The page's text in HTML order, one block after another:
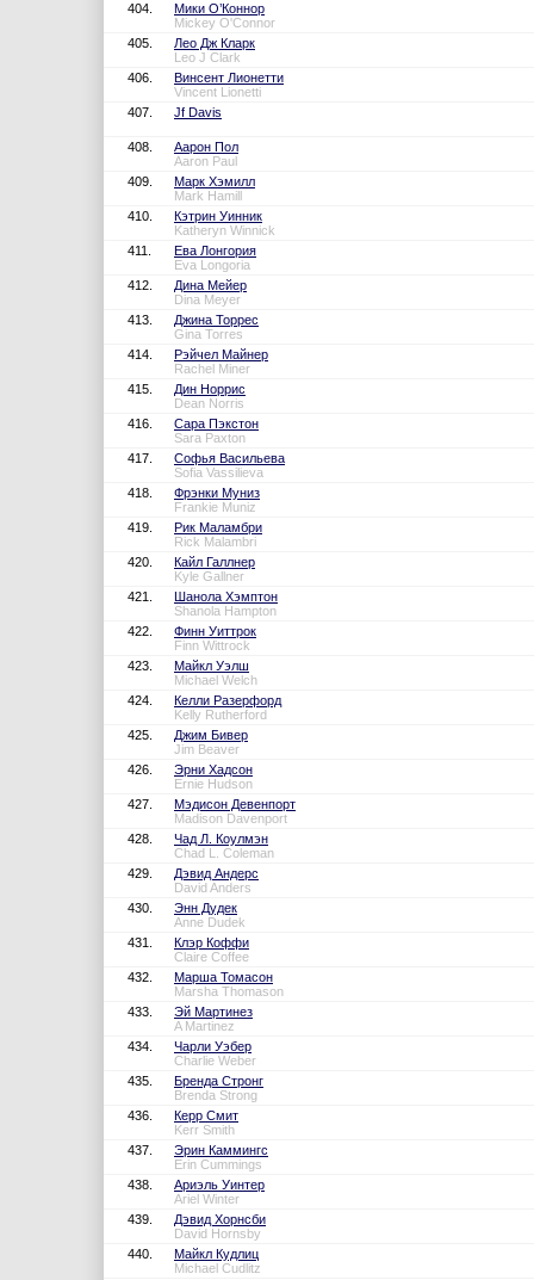
404.
Мики О’Коннор
Mickey O'Connor
405.
Лео Дж Кларк
Leo J Clark
406.
Винсент Лионетти
Vincent Lionetti
407.
Jf Davis
408.
Аарон Пол
Aaron Paul
409.
Марк Хэмилл
Mark Hamill
410.
Кэтрин Уинник
Katheryn Winnick
411.
Ева Лонгория
Eva Longoria
412.
Дина Мейер
Dina Meyer
413.
Джина Торрес
Gina Torres
414.
Рэйчел Майнер
Rachel Miner
415.
Дин Норрис
Dean Norris
416.
Сара Пэкстон
Sara Paxton
417.
Софья Васильева
Sofia Vassilieva
418.
Фрэнки Муниз
Frankie Muniz
419.
Рик Маламбри
Rick Malambri
420.
Кайл Галлнер
Kyle Gallner
421.
Шанола Хэмптон
Shanola Hampton
422.
Финн Уиттрок
Finn Wittrock
423.
Майкл Уэлш
Michael Welch
424.
Келли Разерфорд
Kelly Rutherford
425.
Джим Бивер
Jim Beaver
426.
Эрни Хадсон
Ernie Hudson
427.
Мэдисон Девенпорт
Madison Davenport
428.
Чад Л. Коулмэн
Chad L. Coleman
429.
Дэвид Андерс
David Anders
430.
Энн Дудек
Anne Dudek
431.
Клэр Коффи
Claire Coffee
432.
Марша Томасон
Marsha Thomason
433.
Эй Мартинез
A Martinez
434.
Чарли Уэбер
Charlie Weber
435.
Бренда Стронг
Brenda Strong
436.
Керр Смит
Kerr Smith
437.
Эрин Каммингс
Erin Cummings
438.
Ариэль Уинтер
Ariel Winter
439.
Дэвид Хорнсби
David Hornsby
440.
Майкл Кудлиц
Michael Cudlitz